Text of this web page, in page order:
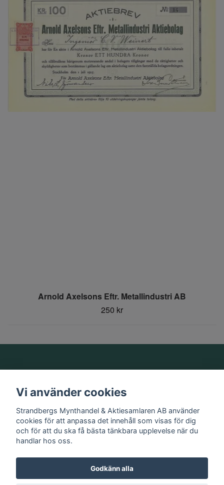
Arnold Axelsons Eftr. Metallindustri AB
250 kr
Information
Sociala medier
Vi använder cookies
Strandbergs Mynthandel & Aktiesamlaren AB använder
cookies för att anpassa det innehåll som visas för dig
och för att du ska få bästa tänkbara upplevelse när du
handlar hos oss.
Godkänn alla